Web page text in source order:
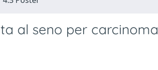
al seno per carcinoma